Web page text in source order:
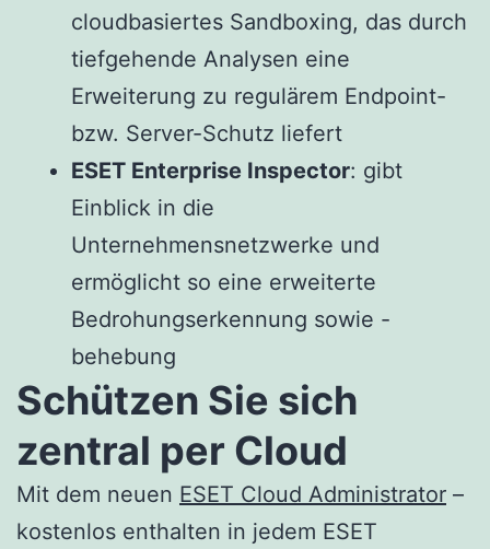
cloudbasiertes Sandboxing, das durch
tiefgehende Analysen eine
Erweiterung zu regulärem Endpoint-
bzw. Server-Schutz liefert
ESET Enterprise Inspector: gibt
Einblick in die
Unternehmensnetzwerke und
ermöglicht so eine erweiterte
Bedrohungserkennung sowie -
behebung
Schützen Sie sich
zentral per Cloud
Mit dem neuen ESET Cloud Administrator –
kostenlos enthalten in jedem ESET